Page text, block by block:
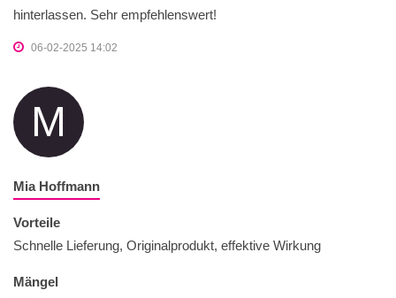
hinterlassen. Sehr empfehlenswert!
06-02-2025 14:02
M
Mia Hoffmann
Vorteile
Schnelle Lieferung, Originalprodukt, effektive Wirkung
Mängel